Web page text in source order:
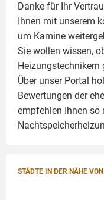
Danke für Ihr
Ihnen mit unserem
um Kamine
Sie wollen wissen,
Heizungstechnikern
Über unser Portal
Bewertungen der
empfehlen Ihnen so
STÄDTE IN DER NÄHE